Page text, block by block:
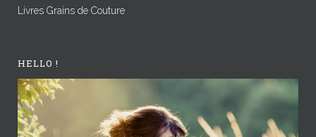
Livres Grains de Couture
HELLO !